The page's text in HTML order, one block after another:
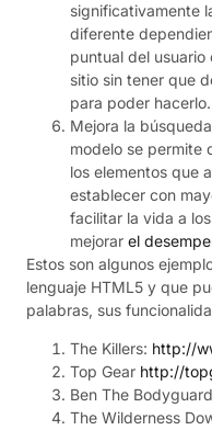
significativamente
diferente
puntual del usuario
sitio sin tener que
para poder hacerlo.
Mejora la
modelo se permite
los elementos que
establecer con
facilitar la vida a
mejorar el
Estos son algunos
lenguaje HTML5 y que
palabras, sus
The Killers: http://
Top Gear http://
Ben The Bodyguard
The Wilderness